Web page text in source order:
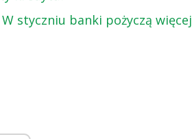
styczniu banki pożyczą więcej